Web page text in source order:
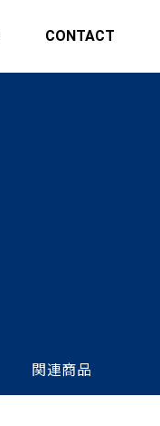
CONTACT
関連商品